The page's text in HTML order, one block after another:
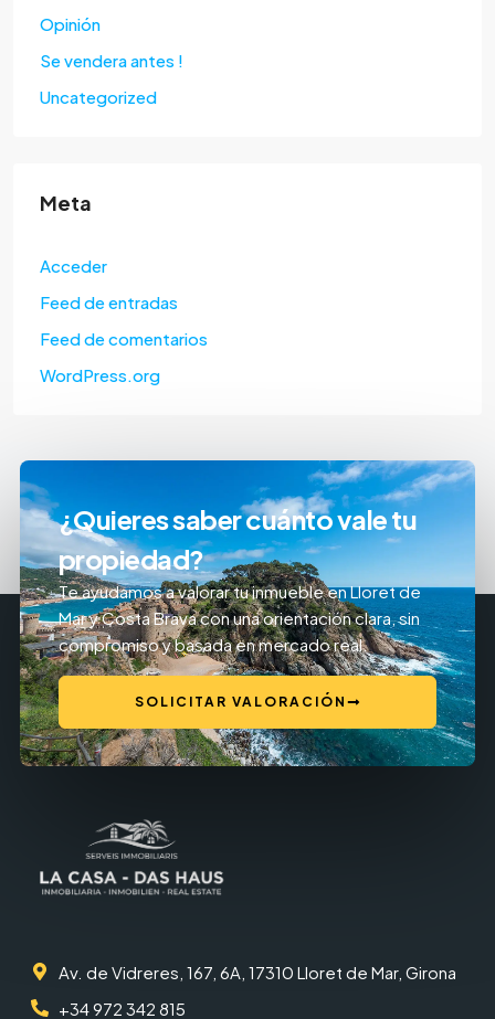
Opinión
Se vendera antes !
Uncategorized
Meta
Acceder
Feed de entradas
Feed de comentarios
WordPress.org
¿Quieres saber cuánto vale tu
propiedad?
Te ayudamos a valorar tu inmueble en Lloret de
Mar y Costa Brava con una orientación clara, sin
compromiso y basada en mercado real.
SOLICITAR VALORACIÓN
Av. de Vidreres, 167, 6A, 17310 Lloret de Mar, Girona
+34 972 342 815